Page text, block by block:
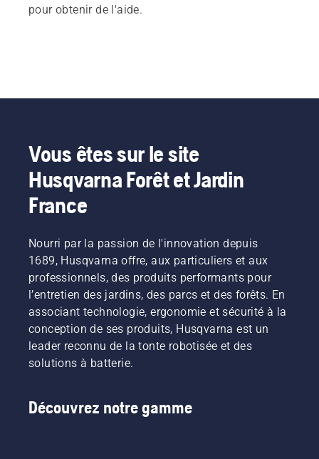
pour obtenir de l'aide.
Vous êtes sur le site
Husqvarna Forêt et Jardin
France
Nourri par la passion de l'innovation depuis
1689, Husqvarna offre, aux particuliers et aux
professionnels, des produits performants pour
l’entretien des jardins, des parcs et des forêts. En
associant technologie, ergonomie et sécurité à la
conception de ses produits, Husqvarna est un
leader reconnu de la tonte robotisée et des
solutions à batterie.
Découvrez notre gamme